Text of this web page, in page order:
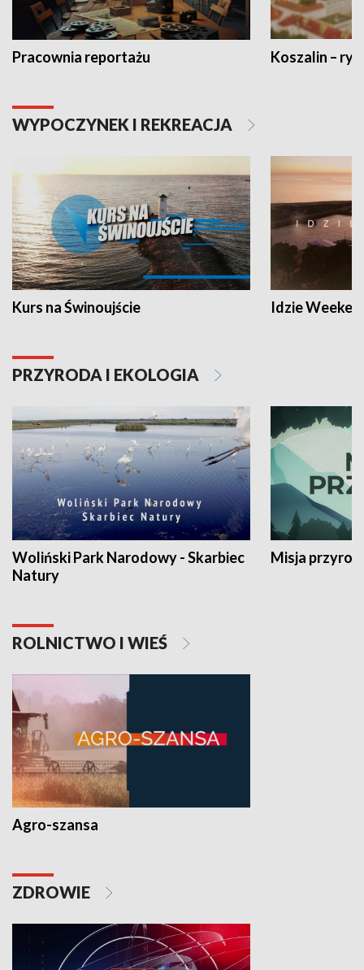
Pracownia reportażu Koszalin –
WYPOCZYNEK I REKREACJA
Kurs na Świnoujście Idzie
PRZYRODA I EKOLOGIA
Woliński Park Narodowy - Skarbiec
Natury
Misja
ROLNICTWO I WIEŚ
Agro-szansa
ZDROWIE